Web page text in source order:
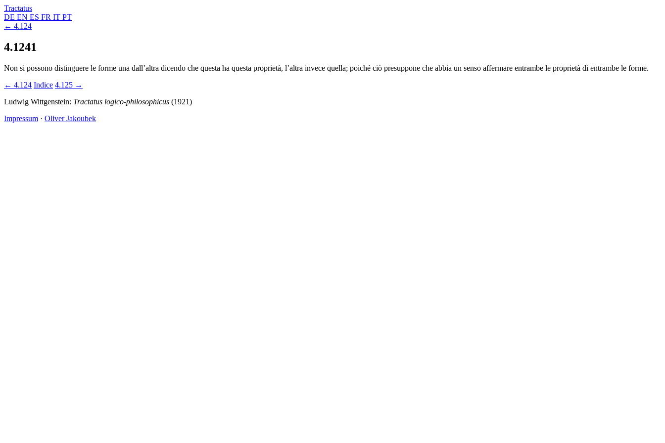
Tractatus
DE EN ES FR IT PT
← 4.124
4.1241
Non si possono distinguere le forme una dall’altra dicendo che questa ha questa proprietà, l’altra invece quella; poiché ciò presuppone che abbia un senso affermare entrambe le proprietà di entrambe le forme.
← 4.124 Indice 4.125 →
Ludwig Wittgenstein: Tractatus logico-philosophicus (1921)
Impressum · Oliver Jakoubek